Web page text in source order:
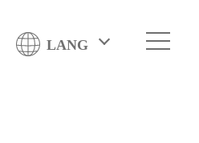
LANG